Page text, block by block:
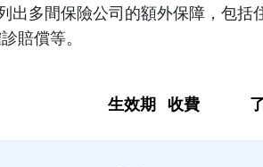
出多間保險公司的額外保障，包括
賠償等。
生效期 收費